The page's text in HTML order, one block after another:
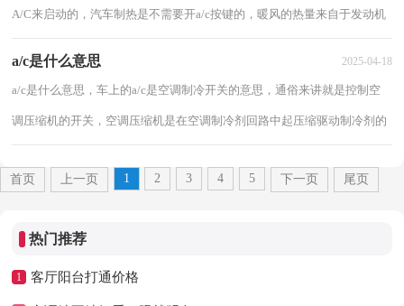
A/C来启动的，汽车制热是不需要开a/c按键的，暖风的热量来自于发动机
a/c是什么意思 2025-04-18
a/c是什么意思，车上的a/c是空调制冷开关的意思，通俗来讲就是控制空
调压缩机的开关，空调压缩机是在空调制冷剂回路中起压缩驱动制冷剂的
首页 上一页 1 2 3 4 5 下一页 尾页
热门推荐
1 客厅阳台打通价格